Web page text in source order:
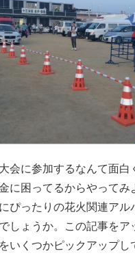
会に参加するなんて面白
に困ってるからやってみ
ぴったりの花火関連アル
しょうか。この記事をア
いくつかピックアップし